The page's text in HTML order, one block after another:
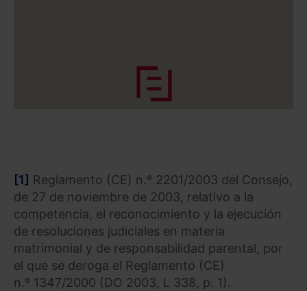
[1] Reglamento (CE) n.º 2201/2003 del Consejo,
de 27 de noviembre de 2003, relativo a la
competencia, el reconocimiento y la ejecución
de resoluciones judiciales en materia
matrimonial y de responsabilidad parental, por
el que se deroga el Reglamento (CE)
n.º 1347/2000 (DO 2003, L 338, p. 1).